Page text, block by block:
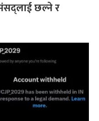
संसद्लाई छल्ने र